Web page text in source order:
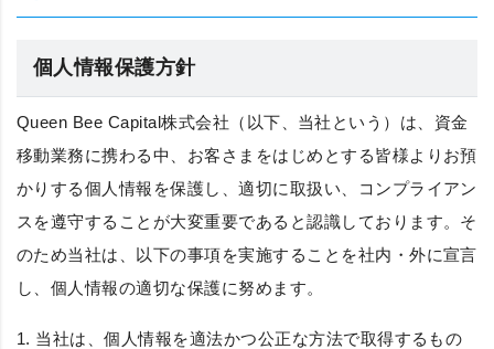
個人情報保護方針
Queen Bee Capital株式会社（以下、当社という）は、資金
移動業務に携わる中、お客さまをはじめとする皆様よりお預
かりする個人情報を保護し、適切に取扱い、コンプライアン
スを遵守することが大変重要であると認識しております。そ
のため当社は、以下の事項を実施することを社内・外に宣言
し、個人情報の適切な保護に努めます。
1. 当社は、個人情報を適法かつ公正な方法で取得するもの